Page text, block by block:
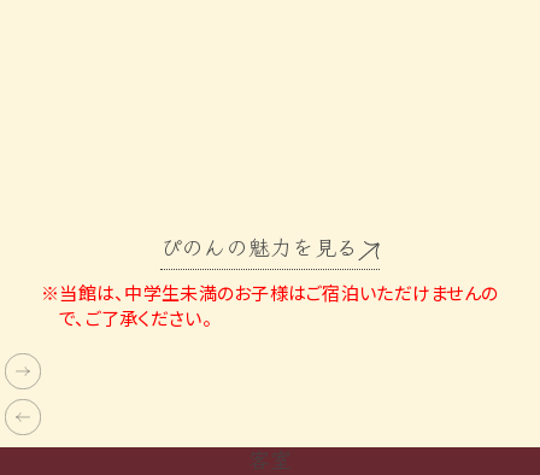
ぴのんの魅力を見る
※当館は、中学生未満のお子様はご宿泊いただけませんの
で、ご了承ください。
客室